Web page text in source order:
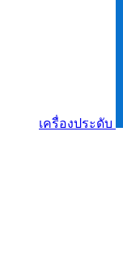
เครื่องประดับ